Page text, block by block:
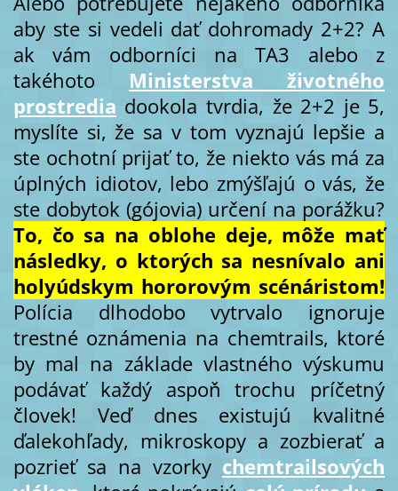
aby ste si vedeli dať dohromady 2+2? A
ak vám odborníci na TA3 alebo z
takéhoto Ministerstva životného
prostredia dookola tvrdia, že 2+2 je 5,
myslíte si, že sa v tom vyznajú lepšie a
ste ochotní prijať to, že niekto vás má za
úplných idiotov, lebo zmýšľajú o vás, že
ste dobytok (gójovia) určení na porážku?
To, čo sa na oblohe deje, môže mať
následky, o ktorých sa nesnívalo ani
holyúdskym hororovým scénáristom!
Polícia dlhodobo vytrvalo ignoruje
trestné oznámenia na chemtrails, ktoré
by mal na základe vlastného výskumu
podávať každý aspoň trochu príčetný
človek! Veď dnes existujú kvalitné
ďalekohľady, mikroskopy a zozbierať a
pozrieť sa na vzorky chemtrailsových